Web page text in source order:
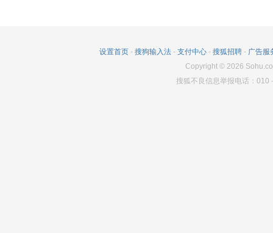
设置首页 - 搜狗输入法 - 支付中心 - 搜狐招聘 - 广告服
Copyright© 2026
搜狐不良信息举报电话：010